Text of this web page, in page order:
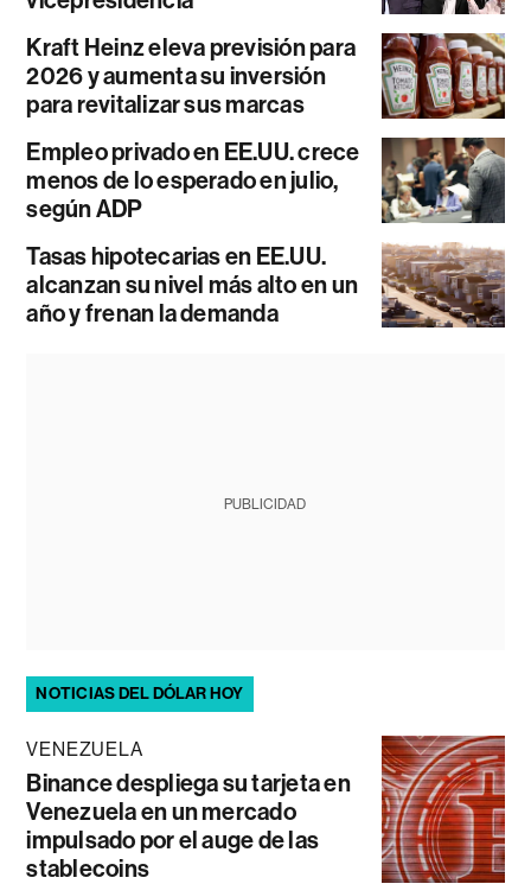
Kraft Heinz eleva previsión para
2026 y aumenta su inversión
para revitalizar sus marcas
Empleo privado en EE.UU. crece
menos de lo esperado en julio,
según ADP
Tasas hipotecarias en EE.UU.
alcanzan su nivel más alto en un
año y frenan la demanda
PUBLICIDAD
NOTICIAS DEL DÓLAR HOY
VENEZUELA
Binance despliega su tarjeta en
Venezuela en un mercado
impulsado por el auge de las
stablecoins